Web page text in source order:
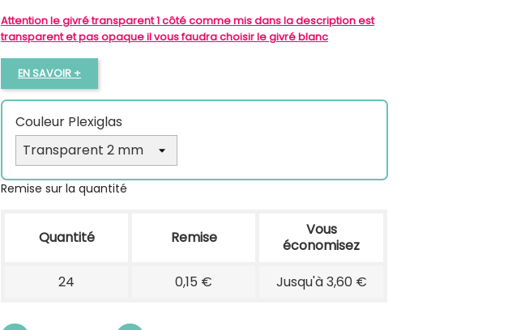
Attention le givré transparent 1 côté comme mis dans la description est
transparent et pas opaque il vous faudra choisir le givré blanc
EN SAVOIR +
Couleur Plexiglas
Remise sur la quantité
Quantité Remise
Vous
économisez
24
0,15 € Jusqu'à 3,60 €